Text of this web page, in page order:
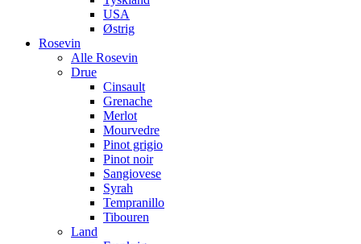
USA
Østrig
Rosevin
Alle Rosevin
Drue
Cinsault
Grenache
Merlot
Mourvedre
Pinot grigio
Pinot noir
Sangiovese
Syrah
Tempranillo
Tibouren
Land